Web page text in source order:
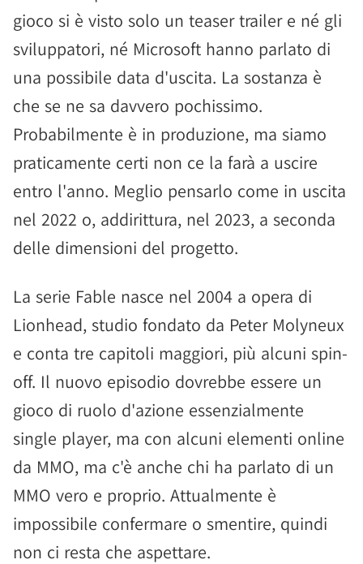
gioco si è visto solo un teaser trailer e né gli
sviluppatori, né Microsoft hanno parlato di
una possibile data d'uscita. La sostanza è
che se ne sa davvero pochissimo.
Probabilmente è in produzione, ma siamo
praticamente certi non ce la farà a uscire
entro l'anno. Meglio pensarlo come in uscita
nel 2022 o, addirittura, nel 2023, a seconda
delle dimensioni del progetto.
La serie Fable nasce nel 2004 a opera di
Lionhead, studio fondato da Peter Molyneux
e conta tre capitoli maggiori, più alcuni spin-
off. Il nuovo episodio dovrebbe essere un
gioco di ruolo d'azione essenzialmente
single player, ma con alcuni elementi online
da MMO, ma c'è anche chi ha parlato di un
MMO vero e proprio. Attualmente è
impossibile confermare o smentire, quindi
non ci resta che aspettare.